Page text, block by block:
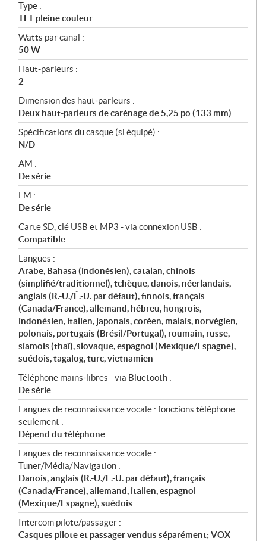
Type :
TFT pleine couleur
Watts par canal :
50 W
Haut‑parleurs :
2
Dimension des haut‑parleurs :
Deux haut‑parleurs de carénage de 5,25 po (133 mm)
Spécifications du casque (si équipé) :
N/D
AM :
De série
FM :
De série
Carte SD, clé USB et MP3 - via connexion USB :
Compatible
Langues :
Arabe, Bahasa (indonésien), catalan, chinois
(simplifié/traditionnel), tchèque, danois, néerlandais,
anglais (R.-U./É.-U. par défaut), finnois, français
(Canada/France), allemand, hébreu, hongrois,
indonésien, italien, japonais, coréen, malais, norvégien,
polonais, portugais (Brésil/Portugal), roumain, russe,
siamois (thaï), slovaque, espagnol (Mexique/Espagne),
suédois, tagalog, turc, vietnamien
Téléphone mains‑libres - via Bluetooth :
De série
Langues de reconnaissance vocale : fonctions téléphone
seulement :
Dépend du téléphone
Langues de reconnaissance vocale :
Tuner/Média/Navigation :
Danois, anglais (R.-U./É.-U. par défaut), français
(Canada/France), allemand, italien, espagnol
(Mexique/Espagne), suédois
Intercom pilote/passager :
Casques pilote et passager vendus séparément; VOX